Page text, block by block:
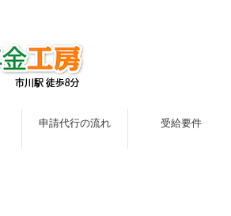
申請代行の流れ 受給要件